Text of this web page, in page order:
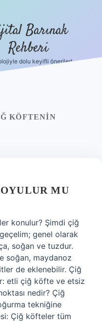
Barınak
Rehberi
dolu keyifli öneriler!
KÖFTENIN
MU
konulur? Şimdi çiğ
genel olarak
soğan ve tuzdur.
soğan, maydanoz
de eklenebilir. Çiğ
etli çiğ köfte ve etsiz
nedir? Çiğ
tekniğine
Çiğ köfteler tüm